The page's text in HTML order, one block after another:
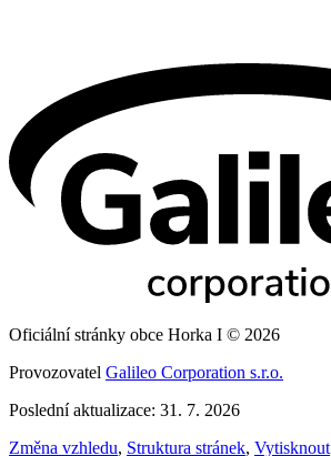
Oficiální stránky obce Horka I © 2026
Provozovatel Galileo Corporation s.r.o.
Poslední aktualizace: 31. 7. 2026
Změna vzhledu, Struktura stránek, Vytisknout